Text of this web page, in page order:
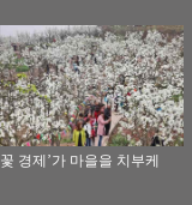
꽃 경제’가 마을을 치부케